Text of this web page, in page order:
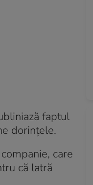
faptul
dorințele.
care
că latră